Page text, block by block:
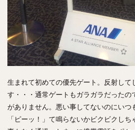
生まれて初めての優先ゲート。反射して
す・・・通常ゲートもガラガラだったの
がありません。悪い事してないのにいつ
「ピーッ！」て鳴らないかビクビクし